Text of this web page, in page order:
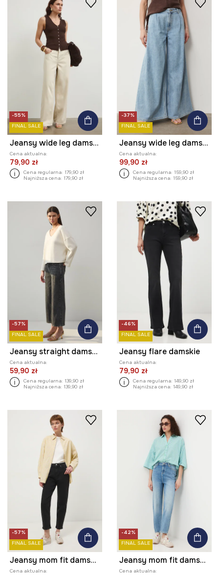
-55%
FINAL SALE
Jeansy wide leg damskie
Cena aktualna:
79,90 zł
Cena regularna: 179,90 zł
Najniższa cena: 179,90 zł
-37%
FINAL SALE
Jeansy wide leg damskie
Cena aktualna:
99,90 zł
Cena regularna: 159,90 zł
Najniższa cena: 159,90 zł
-57%
FINAL SALE
Jeansy straight damskie
Cena aktualna:
59,90 zł
Cena regularna: 139,90 zł
Najniższa cena: 139,90 zł
-46%
FINAL SALE
Jeansy flare damskie
Cena aktualna:
79,90 zł
Cena regularna: 149,90 zł
Najniższa cena: 149,90 zł
-57%
FINAL SALE
Jeansy mom fit damskie
Cena aktualna:
-42%
FINAL SALE
Jeansy mom fit damskie
Cena aktualna: